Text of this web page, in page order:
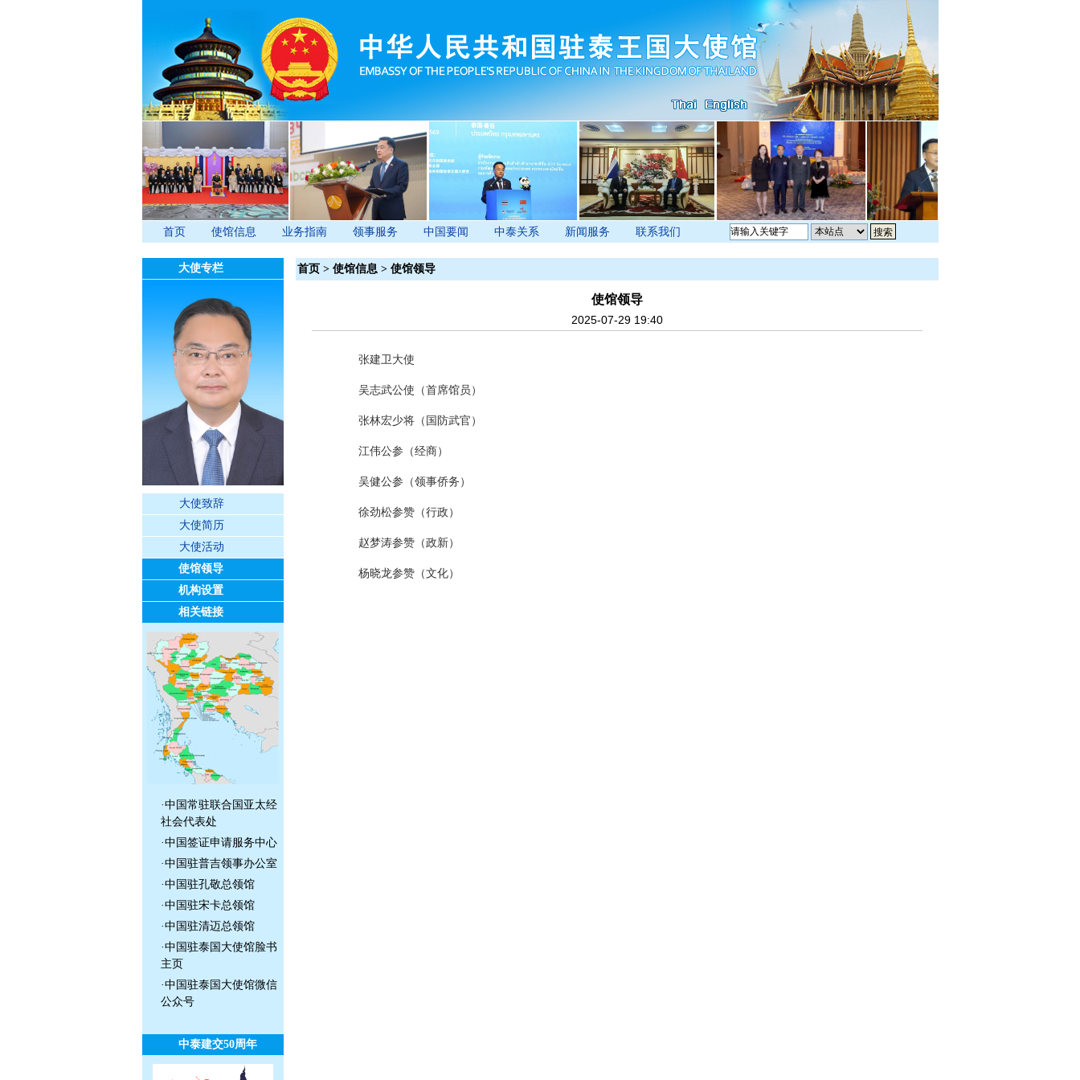
首页 使馆信息 业务指南 领事服务 中国要闻 中泰关系 新闻服务 联系我们
大使专栏
大使致辞
大使简历
大使活动
使馆领导
机构设置
相关链接
·中国常驻联合国亚太经
社会代表处
·中国签证申请服务中心
·中国驻普吉领事办公室
·中国驻孔敬总领馆
·中国驻宋卡总领馆
·中国驻清迈总领馆
·中国驻泰国大使馆脸书
主页
·中国驻泰国大使馆微信
公众号
中泰建交50周年
首页> 使馆信息> 使馆领导
使馆领导
2025-07-29 19:40
张建卫大使
吴志武公使（首席馆员）
张林宏少将（国防武官）
江伟公参（经商）
吴健公参（领事侨务）
徐劲松参赞（行政）
赵梦涛参赞（政新）
杨晓龙参赞（文化）